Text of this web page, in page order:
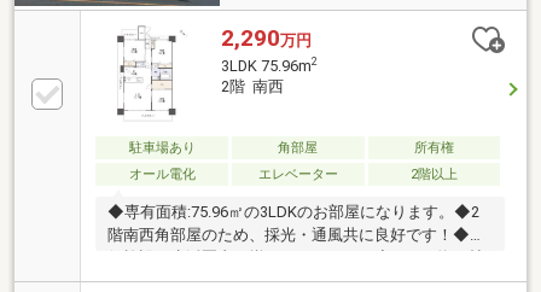
2,290万円
3LDK 75.96m2
2階 南西
駐車場あり 角部屋
所有権
オール電化
エレベーター 2階以上
◆専有面積:75.96㎡の3LDKのお部屋になります。◆2
階南西角部屋のため、採光・通風共に良好です！◆利
便施設が生活圏内に揃っております！◆LDKが約16帖
あり、開放的な間取りです！◆キッチンは対面キッチ